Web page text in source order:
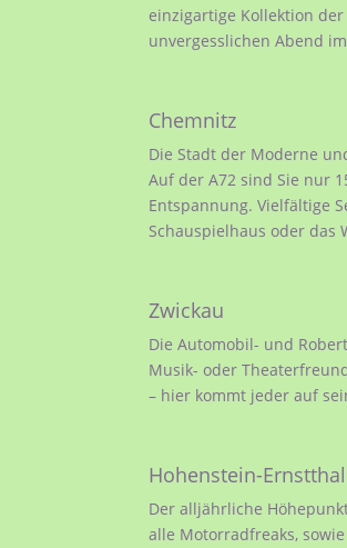
einzigartige Kollektion
unvergesslichen Abend
Chemnitz
Die Stadt der Moderne
Auf der A72 sind Sie nur
Entspannung. Vielfältige
Schauspielhaus oder das
Zwickau
Die Automobil- und
Musik- oder
– hier kommt jeder auf
Hohenstein-Ernstthal
Der alljährliche
alle Motorradfreaks,